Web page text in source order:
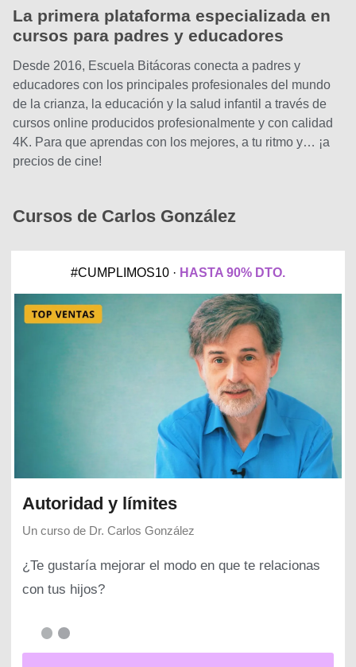
La primera plataforma especializada en
cursos para padres y educadores
Desde 2016, Escuela Bitácoras conecta a padres y
educadores con los principales profesionales del mundo
de la crianza, la educación y la salud infantil a través de
cursos online producidos profesionalmente y con calidad
4K. Para que aprendas con los mejores, a tu ritmo y… ¡a
precios de cine!
Cursos de Carlos González
#CUMPLIMOS10 · HASTA 90% DTO.
Autoridad y límites
Un curso de Dr. Carlos González
¿Te gustaría mejorar el modo en que te relacionas
con tus hijos?